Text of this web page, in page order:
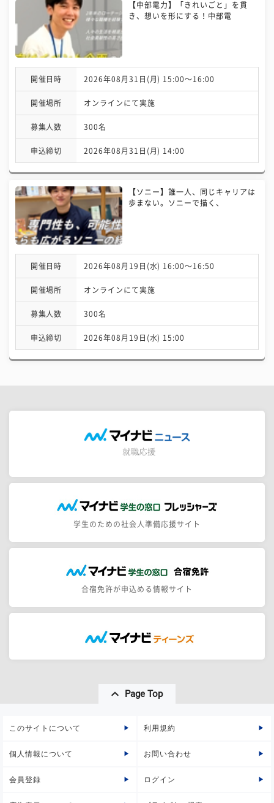
【中部電力】「きれいごと」を貫
き、想いを形にする！中部電
開催日時 2026年08月31日(月) 15:00〜16:00
開催場所 オンラインにて実施
募集人数 300名
申込締切 2026年08月31日(月) 14:00
【ソニー】誰一人、同じキャリアは
歩まない。ソニーで描く、
開催日時 2026年08月19日(水) 16:00〜16:50
開催場所 オンラインにて実施
募集人数 300名
申込締切 2026年08月19日(水) 15:00
学生のための社会人準備応援サイト
合宿免許が申込める情報サイト
Page Top
このサイトについて 利用規約
個人情報について お問い合わせ
会員登録 ログイン